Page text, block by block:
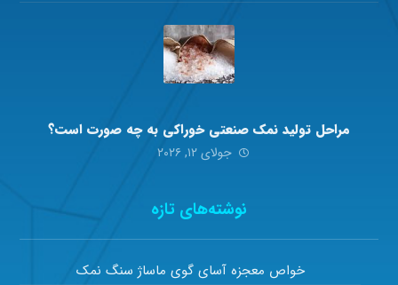
مراحل تولید نمک صنعتی خوراکی به چه صورت است؟
جولای ۱۲, ۲۰۲۶
نوشته‌های تازه
خواص معجزه آسای گوی ماساژ سنگ نمک